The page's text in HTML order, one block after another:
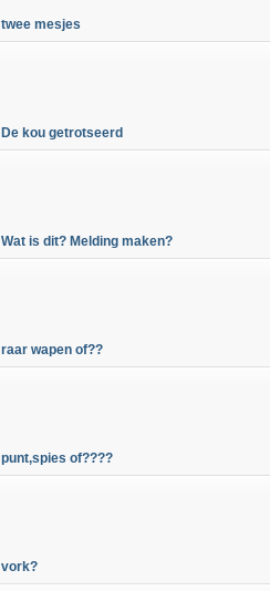
twee mesjes
De kou getrotseerd
Wat is dit? Melding maken?
raar wapen of??
punt,spies of????
vork?